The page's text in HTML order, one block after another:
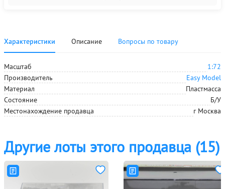
Характеристики Описание Вопросы по товару
Масштаб
1:72
Производитель
Easy Model
Материал
Пластмасса
Состояние
Б/У
Местонахождение продавца г Москва
Другие лоты этого продавца (15)